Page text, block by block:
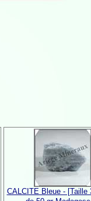
CALCITE Bleue - [Taille